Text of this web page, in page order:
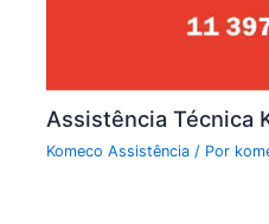
Assistência Técnica
Komeco Assistência / Por